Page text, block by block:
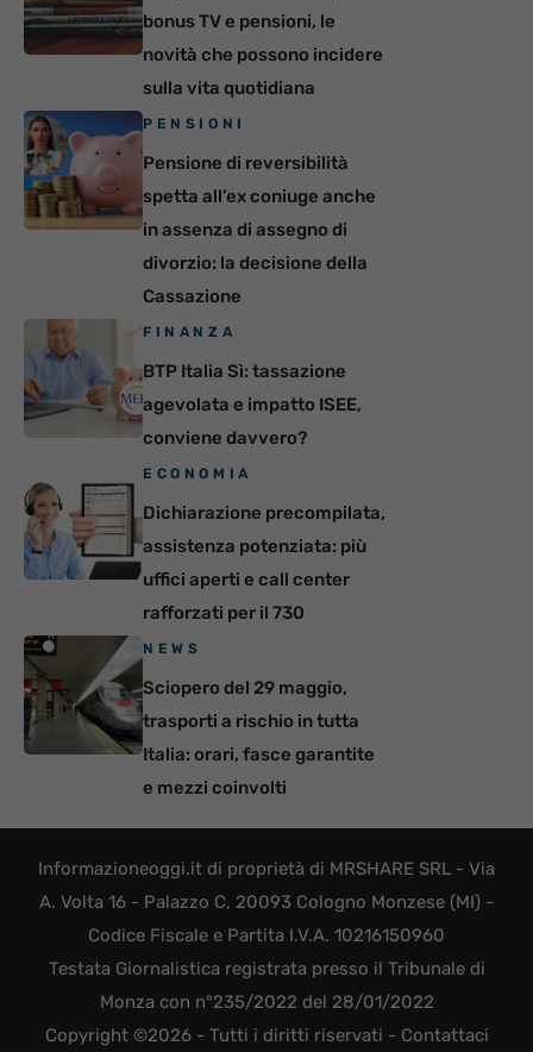
bonus TV e pensioni, le
novità che possono incidere
sulla vita quotidiana
PENSIONI
Pensione di reversibilità
spetta all’ex coniuge anche
in assenza di assegno di
divorzio: la decisione della
Cassazione
FINANZA
BTP Italia Sì: tassazione
agevolata e impatto ISEE,
conviene davvero?
ECONOMIA
Dichiarazione precompilata,
assistenza potenziata: più
uffici aperti e call center
rafforzati per il 730
NEWS
Sciopero del 29 maggio,
trasporti a rischio in tutta
Italia: orari, fasce garantite
e mezzi coinvolti
Informazioneoggi.it di proprietà di MRSHARE SRL - Via
A. Volta 16 - Palazzo C, 20093 Cologno Monzese (MI) -
Codice Fiscale e Partita I.V.A. 10216150960
Testata Giornalistica registrata presso il Tribunale di
Monza con n°235/2022 del 28/01/2022
Copyright ©2026 - Tutti i diritti riservati - Contattaci